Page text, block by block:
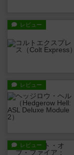
レビュー
レビュー
レビュー